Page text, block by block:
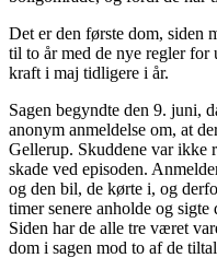
Det er den første dom, siden
til to år med de nye regler for
kraft i maj tidligere i år.
Sagen begyndte den 9. juni,
anonym anmeldelse om, at
Gellerup. Skuddene var ikke
skade ved episoden.
og den bil, de kørte i, og
timer senere anholde og
Siden har de alle tre været
dom i sagen mod to af de